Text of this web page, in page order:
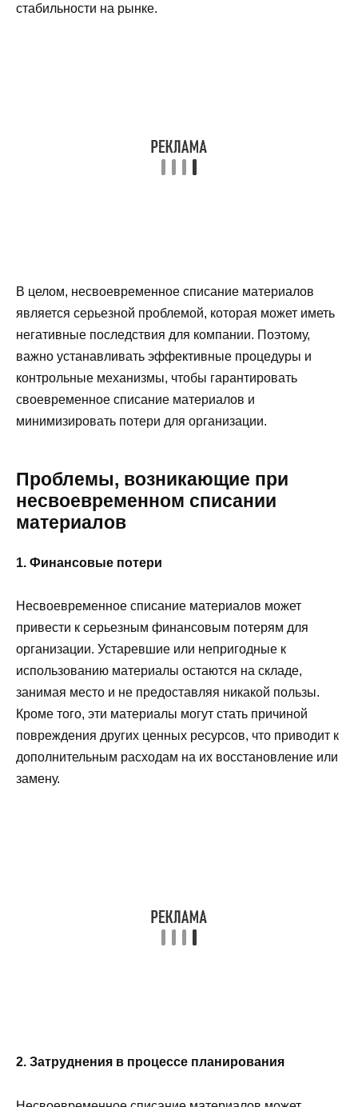
стабильности на рынке.
В целом, несвоевременное списание материалов
является серьезной проблемой, которая может иметь
негативные последствия для компании. Поэтому,
важно устанавливать эффективные процедуры и
контрольные механизмы, чтобы гарантировать
своевременное списание материалов и
минимизировать потери для организации.
Проблемы, возникающие при
несвоевременном списании
материалов
1. Финансовые потери
Несвоевременное списание материалов может
привести к серьезным финансовым потерям для
организации. Устаревшие или непригодные к
использованию материалы остаются на складе,
занимая место и не предоставляя никакой пользы.
Кроме того, эти материалы могут стать причиной
повреждения других ценных ресурсов, что приводит к
дополнительным расходам на их восстановление или
замену.
2. Затруднения в процессе планирования